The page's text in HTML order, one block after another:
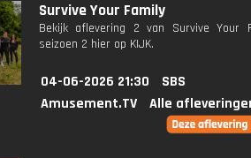
Survive Your Family
Bekijk aflevering 2 van Survive Your
seizoen 2 hier op KIJK.
04-06-2026 21:30
SBS
Amusement.TV
Alle